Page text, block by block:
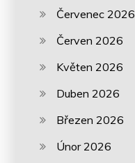
Červenec 2026
Červen 2026
Květen 2026
Duben 2026
Březen 2026
Únor 2026